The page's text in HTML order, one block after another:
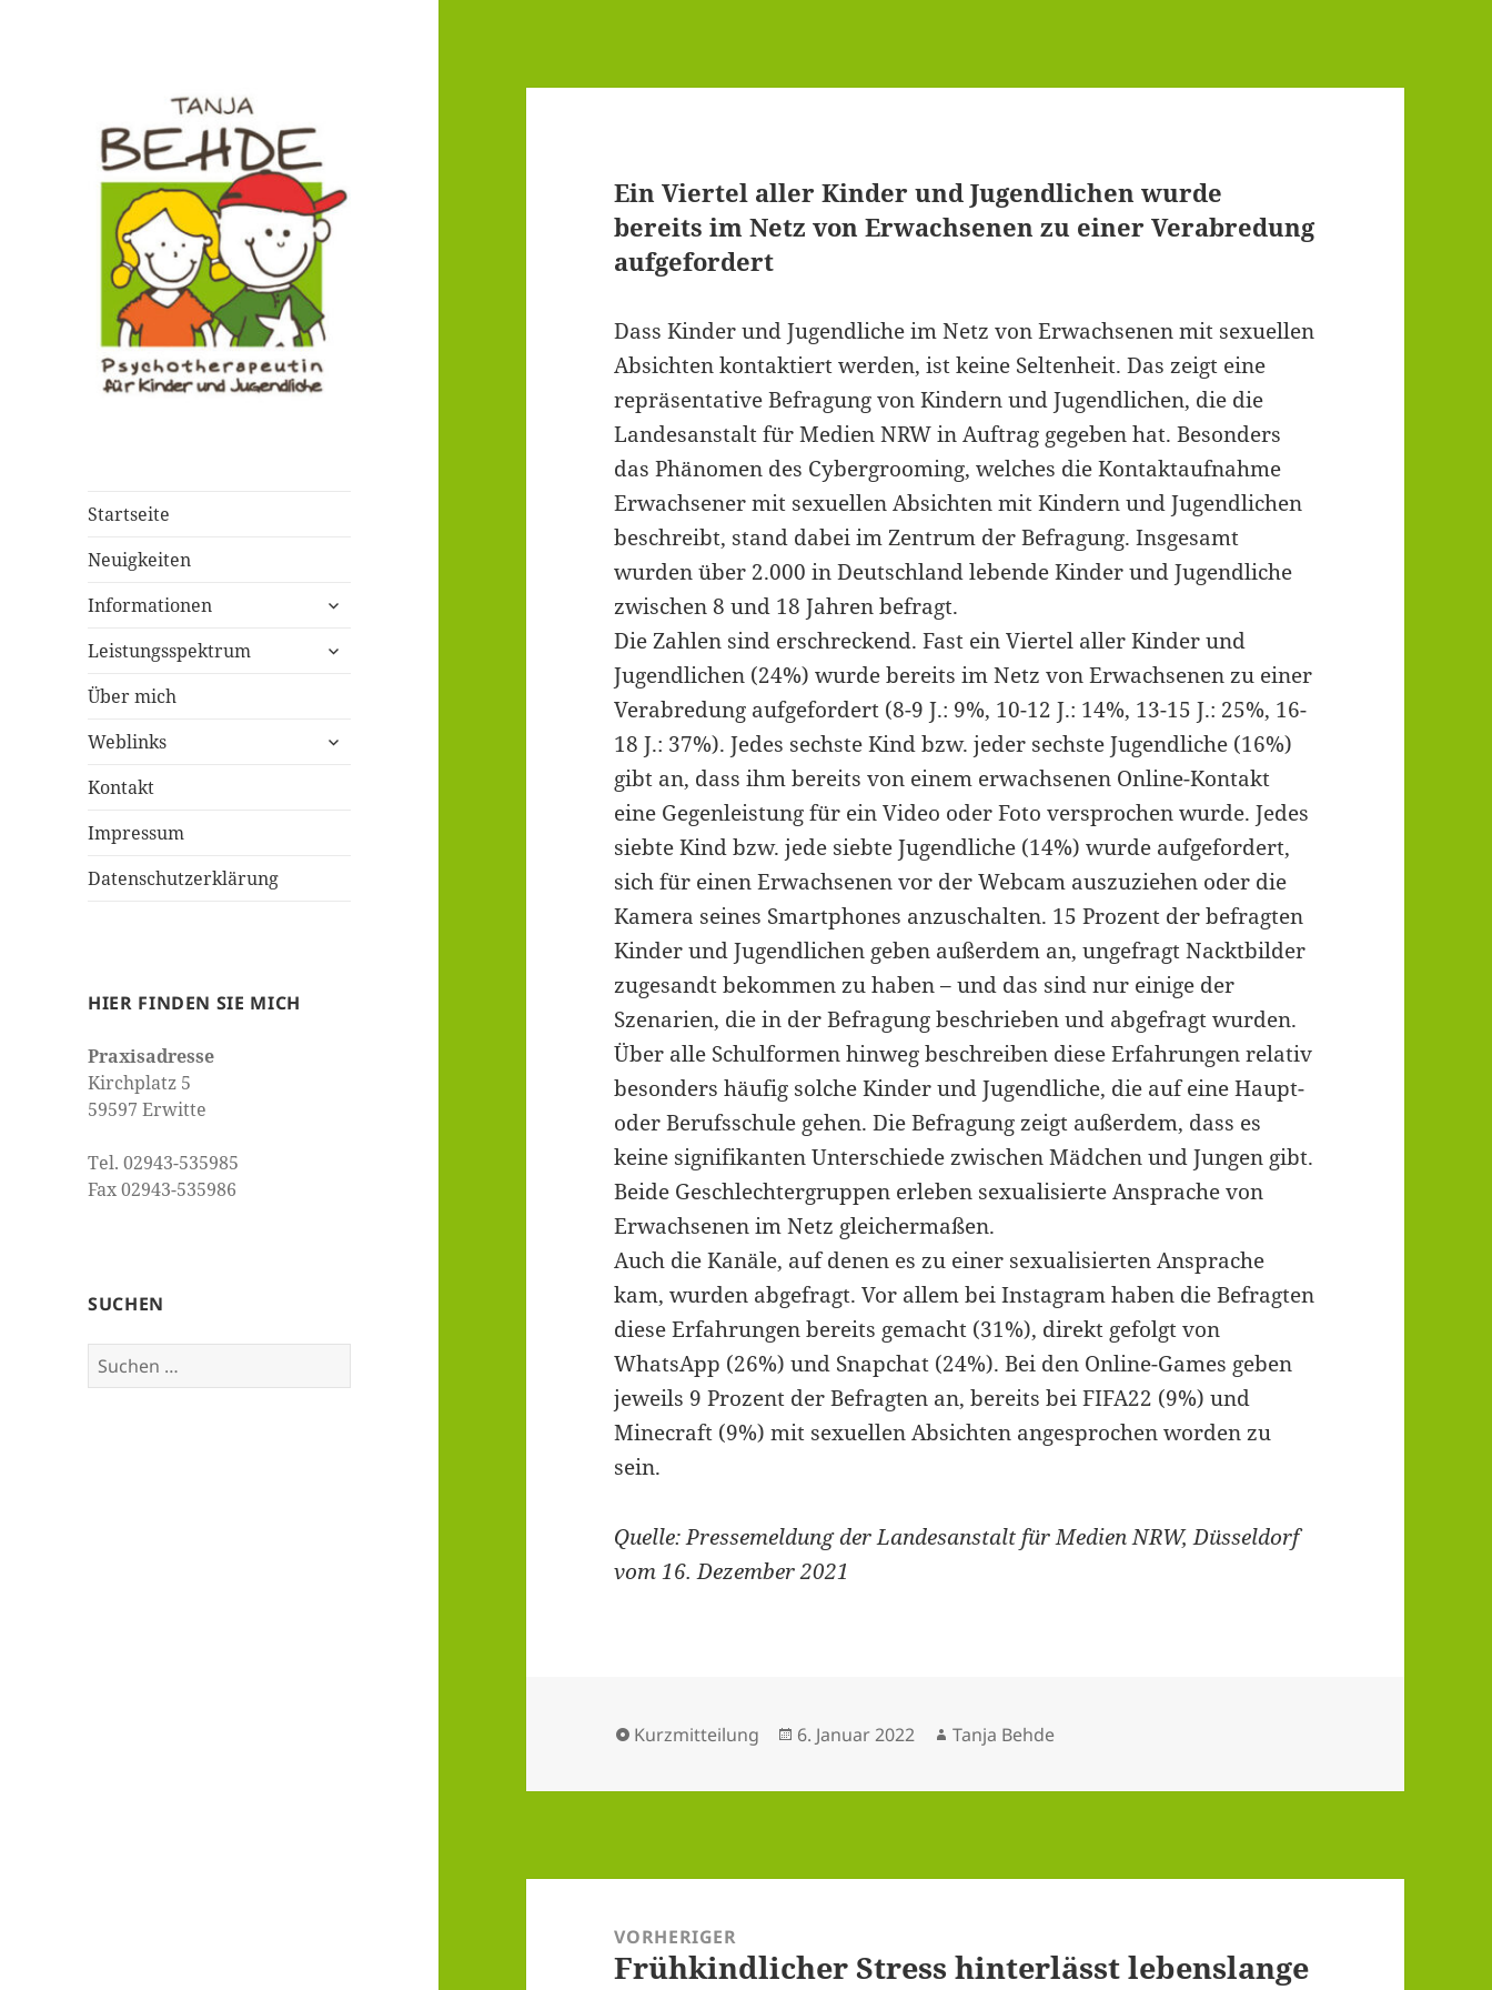
Startseite
Neuigkeiten
Informationen
untermenü
Leistungsspektrum
untermenü
Über mich
Weblinks
untermenü
Kontakt
Impressum
Datenschutzerklärung
HIER FINDEN SIE MICH
Praxisadresse
Kirchplatz 5
59597 Erwitte
Tel. 02943-535985
Fax 02943-535986
SUCHEN
Suchen
nach:
Ein Viertel aller Kinder und Jugendlichen wurde
bereits im Netz von Erwachsenen zu einer Verabredung
aufgefordert
Dass Kinder und Jugendliche im Netz von Erwachsenen mit sexuellen
Absichten kontaktiert werden, ist keine Seltenheit. Das zeigt eine
repräsentative Befragung von Kindern und Jugendlichen, die die
Landesanstalt für Medien NRW in Auftrag gegeben hat. Besonders
das Phänomen des Cybergrooming, welches die Kontaktaufnahme
Erwachsener mit sexuellen Absichten mit Kindern und Jugendlichen
beschreibt, stand dabei im Zentrum der Befragung. Insgesamt
wurden über 2.000 in Deutschland lebende Kinder und Jugendliche
zwischen 8 und 18 Jahren befragt.
Die Zahlen sind erschreckend. Fast ein Viertel aller Kinder und
Jugendlichen (24%) wurde bereits im Netz von Erwachsenen zu einer
Verabredung aufgefordert (8-9 J.: 9%, 10-12 J.: 14%, 13-15 J.: 25%, 16-
18 J.: 37%). Jedes sechste Kind bzw. jeder sechste Jugendliche (16%)
gibt an, dass ihm bereits von einem erwachsenen Online-Kontakt
eine Gegenleistung für ein Video oder Foto versprochen wurde. Jedes
siebte Kind bzw. jede siebte Jugendliche (14%) wurde aufgefordert,
sich für einen Erwachsenen vor der Webcam auszuziehen oder die
Kamera seines Smartphones anzuschalten. 15 Prozent der befragten
Kinder und Jugendlichen geben außerdem an, ungefragt Nacktbilder
zugesandt bekommen zu haben – und das sind nur einige der
Szenarien, die in der Befragung beschrieben und abgefragt wurden.
Über alle Schulformen hinweg beschreiben diese Erfahrungen relativ
besonders häufig solche Kinder und Jugendliche, die auf eine Haupt-
oder Berufsschule gehen. Die Befragung zeigt außerdem, dass es
keine signifikanten Unterschiede zwischen Mädchen und Jungen gibt.
Beide Geschlechtergruppen erleben sexualisierte Ansprache von
Erwachsenen im Netz gleichermaßen.
Auch die Kanäle, auf denen es zu einer sexualisierten Ansprache
kam, wurden abgefragt. Vor allem bei Instagram haben die Befragten
diese Erfahrungen bereits gemacht (31%), direkt gefolgt von
WhatsApp (26%) und Snapchat (24%). Bei den Online-Games geben
jeweils 9 Prozent der Befragten an, bereits bei FIFA22 (9%) und
Minecraft (9%) mit sexuellen Absichten angesprochen worden zu
sein.
Quelle: Pressemeldung der Landesanstalt für Medien NRW, Düsseldorf
vom 16. Dezember 2021
Format
Kurzmitteilung
Veröffentlicht
6. Januar 2022 Autor
Tanja Behde
VORHERIGER
Vorheriger
Frühkindlicher Stress hinterlässt lebenslange